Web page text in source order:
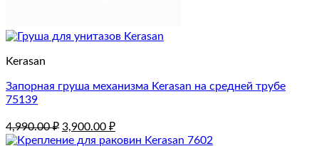
Kerasan
Запорная груша механизма Kerasan на средней трубе
75139
4,990.00₽ Первоначальная
цена
3,900.00 ₽Текущая
цена: